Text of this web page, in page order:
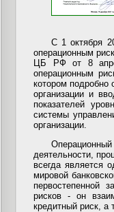
С 1 октября
операционным
ЦБ РФ от 8
операционным
котором подробно
организации и
показателей
системы
организации.
деятельности,
всегда является
мировой
первостепенной
рисков - он
кредитный риск, а